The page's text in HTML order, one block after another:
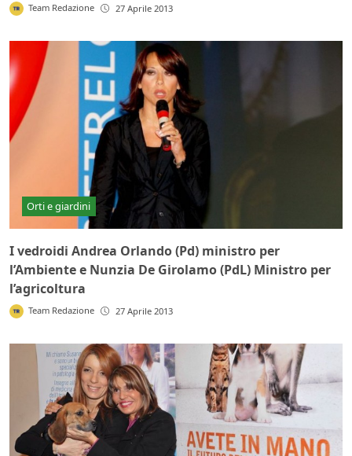
Team Redazione 27 Aprile 2013
Orti e giardini
I vedroidi Andrea Orlando (Pd) ministro per
l’Ambiente e Nunzia De Girolamo (PdL) Ministro per
l’agricoltura
Team Redazione 27 Aprile 2013